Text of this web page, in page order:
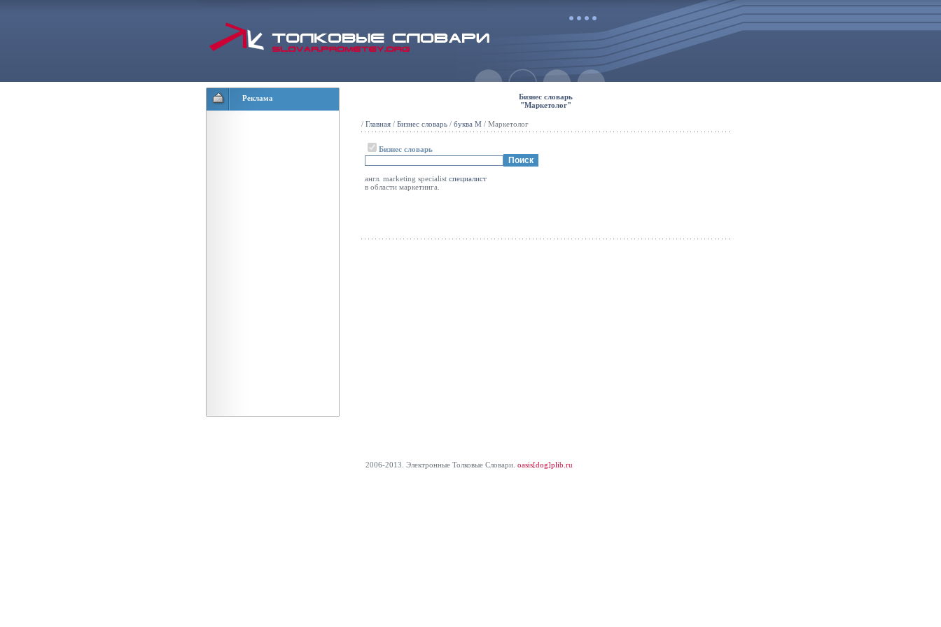
Реклама
Бизнес словарь
"Маркетолог"
/ Главная / Бизнес словарь / буква М / Маркетолог
Бизнес словарь
англ. marketing specialist специалист
в области маркетинга.
2006-2013. Электронные Толковые Cловари. oasis[dog]plib.ru